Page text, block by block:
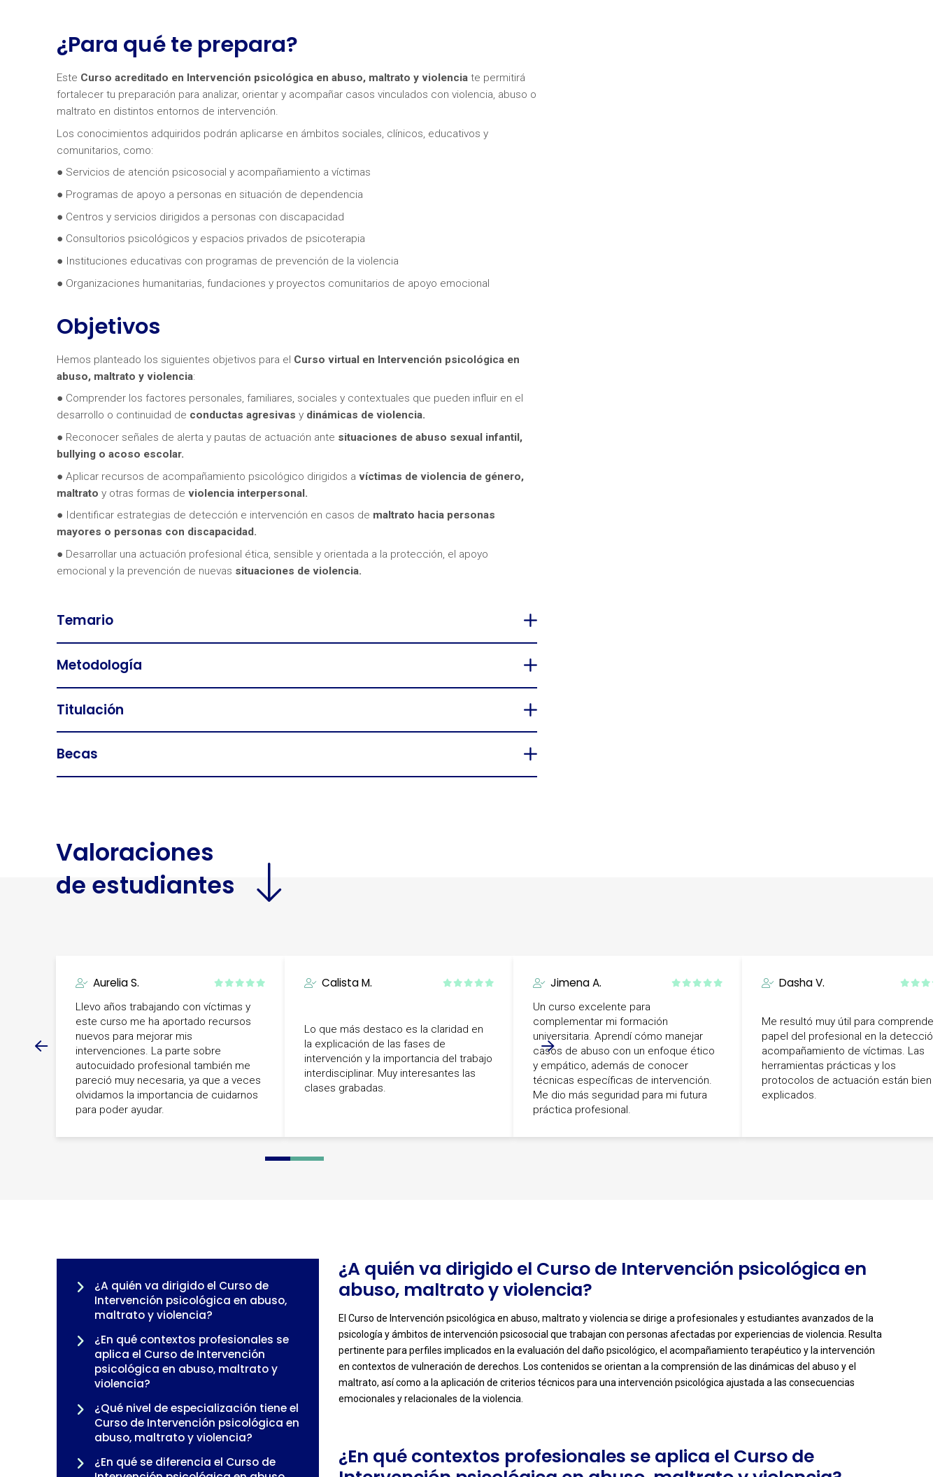
¿Para qué te prepara?
Este Curso acreditado en Intervención psicológica en abuso, maltrato y violenciate permitirá
fortalecer tu preparación para analizar, orientar y acompañar casos vinculados con violencia, abuso o
maltrato en distintos entornos de intervención.
Los conocimientos adquiridos podrán aplicarse en ámbitos sociales, clínicos, educativos y
comunitarios, como:
● Servicios de atención psicosocial y acompañamiento a víctimas
● Programas de apoyo a personas en situación de dependencia
● Centros y servicios dirigidos a personas con discapacidad
● Consultorios psicológicos y espacios privados de psicoterapia
● Instituciones educativas con programas de prevención de la violencia
● Organizaciones humanitarias, fundaciones y proyectos comunitarios de apoyo emocional
Objetivos
Hemos planteado los siguientes objetivos para el Curso virtual en Intervención psicológica en
abuso, maltrato y violencia:
● Comprender los factores personales, familiares, sociales y contextuales que pueden influir en el
desarrollo o continuidad de conductas agresivas ydinámicas de violencia.
● Reconocer señales de alerta y pautas de actuación ante situaciones de abuso sexual infantil,
bullying o acoso escolar.
● Aplicar recursos de acompañamiento psicológico dirigidos a víctimas de violencia de género,
maltrato y otras formas de violencia interpersonal.
● Identificar estrategias de detección e intervención en casos de maltrato hacia personas
mayores o personas con discapacidad.
● Desarrollar una actuación profesional ética, sensible y orientada a la protección, el apoyo
emocional y la prevención de nuevas situaciones de violencia.
Temario
Metodología
Titulación
Becas
Valoraciones
de estudiantes
Aurelia S.
Llevo años trabajando con víctimas y
este curso me ha aportado recursos
nuevos para mejorar mis
intervenciones. La parte sobre
autocuidado profesional también me
pareció muy necesaria, ya que a veces
olvidamos la importancia de cuidarnos
para poder ayudar.
Calista M.
Lo que más destaco es la claridad en
la explicación de las fases de
intervención y la importancia del trabajo
interdisciplinar. Muy interesantes las
clases grabadas.
Jimena A.
Un curso excelente para
complementar mi formación
universitaria. Aprendí cómo manejar
casos de abuso con un enfoque ético
y empático, además de conocer
técnicas específicas de intervención.
Me dio más seguridad para mi futura
práctica profesional.
Dasha V.
Me resultó muy útil para comprender
papel del profesional en la detección
acompañamiento de víctimas. Las
herramientas prácticas y los
protocolos de actuación están bien
explicados.
0 1 2 3 4
¿A quién va dirigido el Curso de
Intervención psicológica en abuso,
maltrato y violencia?
¿En qué contextos profesionales se
aplica el Curso de Intervención
psicológica en abuso, maltrato y
violencia?
¿Qué nivel de especialización tiene el
Curso de Intervención psicológica en
abuso, maltrato y violencia?
¿En qué se diferencia el Curso de
¿A quién va dirigido el Curso de Intervención psicológica en
abuso, maltrato y violencia?
El Curso de Intervención psicológica en abuso, maltrato y violencia se dirige a profesionales y estudiantes avanzados de la
psicología y ámbitos de intervención psicosocial que trabajan con personas afectadas por experiencias de violencia. Resulta
pertinente para perfiles implicados en la evaluación del daño psicológico, el acompañamiento terapéutico y la intervención
en contextos de vulneración de derechos. Los contenidos se orientan a la comprensión de las dinámicas del abuso y el
maltrato, así como a la aplicación de criterios técnicos para una intervención psicológica ajustada a las consecuencias
emocionales y relacionales de la violencia.
-
¿En qué contextos profesionales se aplica el Curso de
¿Necesitas más información sobre un curso?